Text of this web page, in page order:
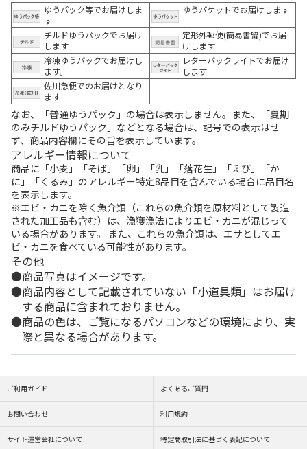
ゆうパック等でお届けしま
す
ゆうパケットでお届けします
チルドゆうパックでお届け
します
定形外郵便(簡易書留)でお届
けします
冷凍ゆうパックでお届けし
ます。
レターパックライトでお届け
します
佐川急便でのお届けとなり
ます
なお、「普通ゆうパック」の場合は表示しません。また、「夏期
のみチルドゆうパック」などとなる場合は、記号での表示はせ
ず、商品内容欄にその旨を表示しています。
アレルギー情報について
商品に「小麦」「そば」「卵」「乳」「落花生」「えび」「か
に」「くるみ」のアレルギー特定8品目を含んでいる場合に品目名
を表示します。
※エビ・カニを除く魚介類（これらの魚介類を原材料として製造
された加工品も含む）は、漁獲漁法によりエビ・カニが混じって
いる場合があります。 また、これらの魚介類は、エサとしてエ
ビ・カニを食べている可能性があります。
その他
商品写真はイメージです。
商品内容として記載されていない「小道具類」はお届け
する商品に含まれておりません。
商品の色は、ご覧になるパソコンなどの環境により、実
際と異なる場合があります。
ご利用ガイド よくあるご質問
お問い合わせ 利用規約
サイト運営会社について 特定商取引法に基づく表記について